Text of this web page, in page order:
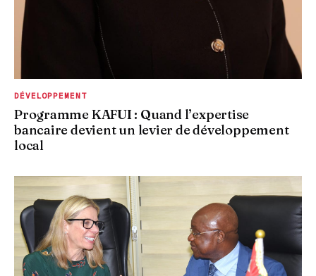
DÉVELOPPEMENT
Programme KAFUI : Quand l’expertise
bancaire devient un levier de développement
local